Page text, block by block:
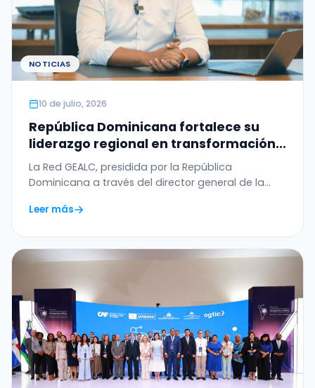
NOTICIAS
10 de julio, 2026
República Dominicana fortalece su
liderazgo regional en transformación
digital con el WSIS Prize 2026 otorgado
a la Red GEALC
La Red GEALC, presidida por la República
Dominicana a través del director general de la
Leer más